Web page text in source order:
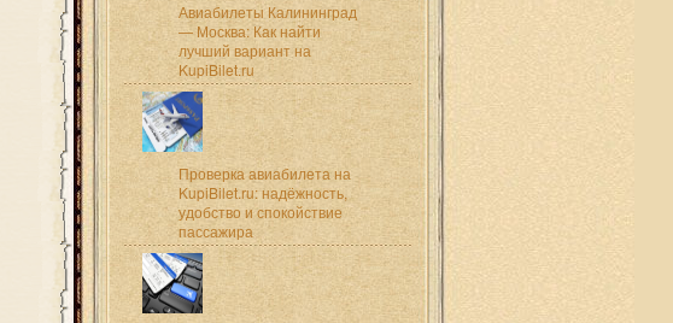
Авиабилеты Калининград
— Москва: Как найти
лучший вариант на
KupiBilet.ru
Проверка авиабилета на
KupiBilet.ru: надёжность,
удобство и спокойствие
пассажира